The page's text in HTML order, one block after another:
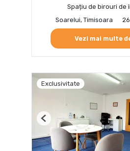
Spațiu de birouri de
Soarelui, Timisoara
Vezi mai multe
Exclusivitate
Previous